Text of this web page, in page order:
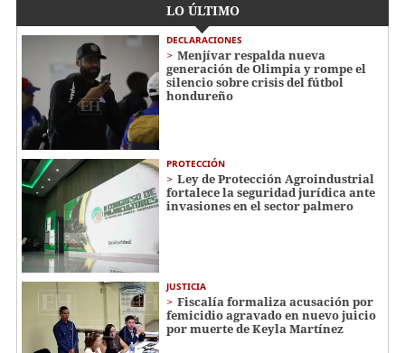
LO ÚLTIMO
DECLARACIONES
Menjívar respalda nueva
generación de Olimpia y rompe el
silencio sobre crisis del fútbol
hondureño
PROTECCIÓN
Ley de Protección Agroindustrial
fortalece la seguridad jurídica ante
invasiones en el sector palmero
JUSTICIA
Fiscalía formaliza acusación por
femicidio agravado en nuevo juicio
por muerte de Keyla Martínez